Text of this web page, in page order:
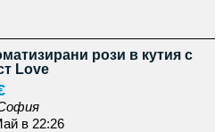
рози в кутия с
Love
в 22:26